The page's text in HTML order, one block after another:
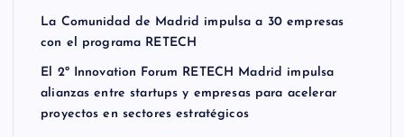
La Comunidad de Madrid impulsa a 30 empresas
con el programa RETECH
El 2º Innovation Forum RETECH Madrid impulsa
alianzas entre startups y empresas para acelerar
proyectos en sectores estratégicos